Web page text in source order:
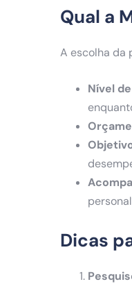
Qual a
A escolha da
Nível
Dicas